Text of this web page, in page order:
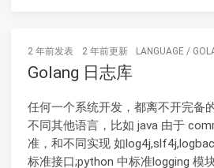
2 年前发表 2 年前更新 LANGUAGE /
Golang 日志库
任何一个系统开发，都离不开完备
不同其他语言，比如 java 由于
准，和不同实现 如
标准接口;python 中标准logging 模